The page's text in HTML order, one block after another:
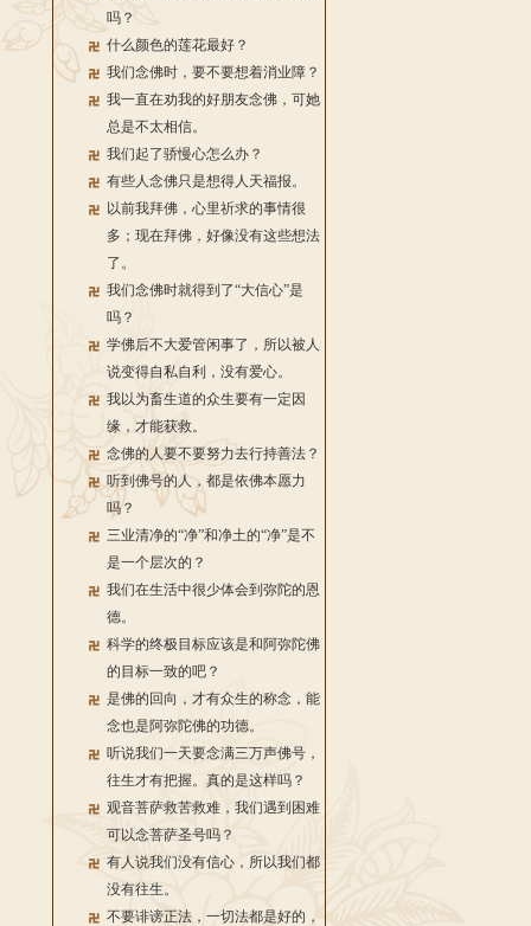
吗？
什么颜色的莲花最好？
我们念佛时，要不要想着消业障？
我一直在劝我的好朋友念佛，可她
总是不太相信。
我们起了骄慢心怎么办？
有些人念佛只是想得人天福报。
以前我拜佛，心里祈求的事情很
多；现在拜佛，好像没有这些想法
了。
我们念佛时就得到了“大信心”是
吗？
学佛后不大爱管闲事了，所以被人
说变得自私自利，没有爱心。
我以为畜生道的众生要有一定因
缘，才能获救。
念佛的人要不要努力去行持善法？
听到佛号的人，都是依佛本愿力
吗？
三业清净的“净”和净土的“净”是不
是一个层次的？
我们在生活中很少体会到弥陀的恩
德。
科学的终极目标应该是和阿弥陀佛
的目标一致的吧？
是佛的回向，才有众生的称念，能
念也是阿弥陀佛的功德。
听说我们一天要念满三万声佛号，
往生才有把握。真的是这样吗？
观音菩萨救苦救难，我们遇到困难
可以念菩萨圣号吗？
有人说我们没有信心，所以我们都
没有往生。
不要诽谤正法，一切法都是好的，